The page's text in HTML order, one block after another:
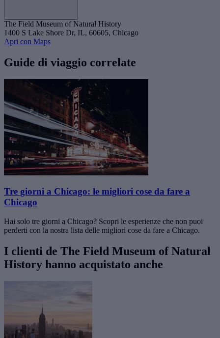
The Field Museum of Natural History
1400 S Lake Shore Dr, IL, 60605, Chicago
Apri con Maps
Guide di viaggio correlate
Tre giorni a Chicago: le migliori cose da fare a
Chicago
Hai solo tre giorni a Chicago? Scopri le esperienze che non puoi
perderti con la nostra lista delle migliori cose da fare a Chicago.
I clienti de The Field Museum of Natural
History hanno acquistato anche